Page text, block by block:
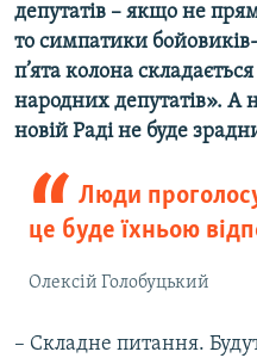
депутатів – якщо не
то симпатики
п’ята колона
народних депутатів». А
новій Раді не буде
Люди
це буде їхньою
Олексій Голобуцький
– Складне питання.